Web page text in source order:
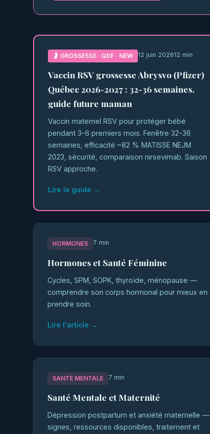
🤰 GROSSESSE · QDF · NEW 12 juin 202612 min
Vaccin RSV grossesse Abrysvo (Pfizer)
Québec 2026-2027 : 32-36 semaines,
guide future maman
Vaccin maternel RSV pour protéger bébé
pendant 3-6 premiers mois. Fenêtre 32-36
semaines, efficacité ~82 % MATISSE NEJM
2023, sécurité, comparaison nirsevimab. Saison
RSV approche.
Lire le guide →
HORMONES 7 min
Hormones et Santé Féminine
Cycles, SPM, SOPK, thyroïde, ménopause —
comprendre son corps hormonal pour mieux en
prendre soin.
Lire l'article →
SANTÉ MENTALE 7 min
Santé Mentale et Maternité
Dépression postpartum et anxiété maternelle —
signes, ressources disponibles, traitement et